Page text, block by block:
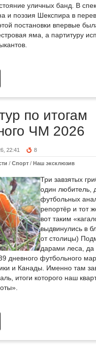
уличных банд. В
и поэзия Шекспира в
постановки впервые
яма, а партитуру
по итогам
ЧМ 2026
22:41 8
/ Спорт / Наш эксклюзив
Три завзятых
один любитель,
футбольных
репортёр и тот
вот таким
выдвинулись в
от столицы)
дарами леса, да
дневного футбольного
и Канады. Именно там
итоги которого наш